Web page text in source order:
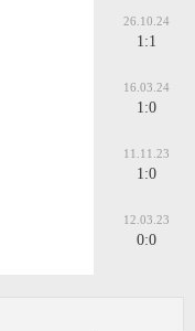
26.10.24
1:1
16.03.24
1:0
11.11.23
1:0
12.03.23
0:0